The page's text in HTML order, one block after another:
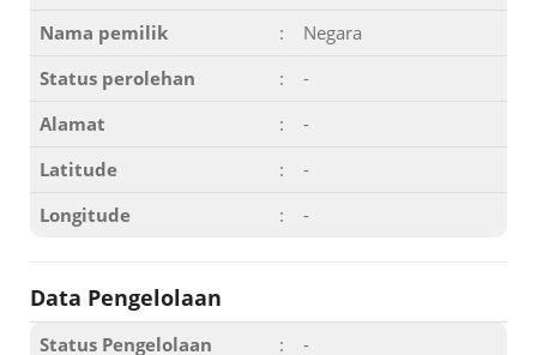
Nama pemilik
:
Negara
Status perolehan
:
-
Alamat
:
-
Latitude
:
-
Longitude
: -
Data Pengelolaan
Status Pengelolaan : -